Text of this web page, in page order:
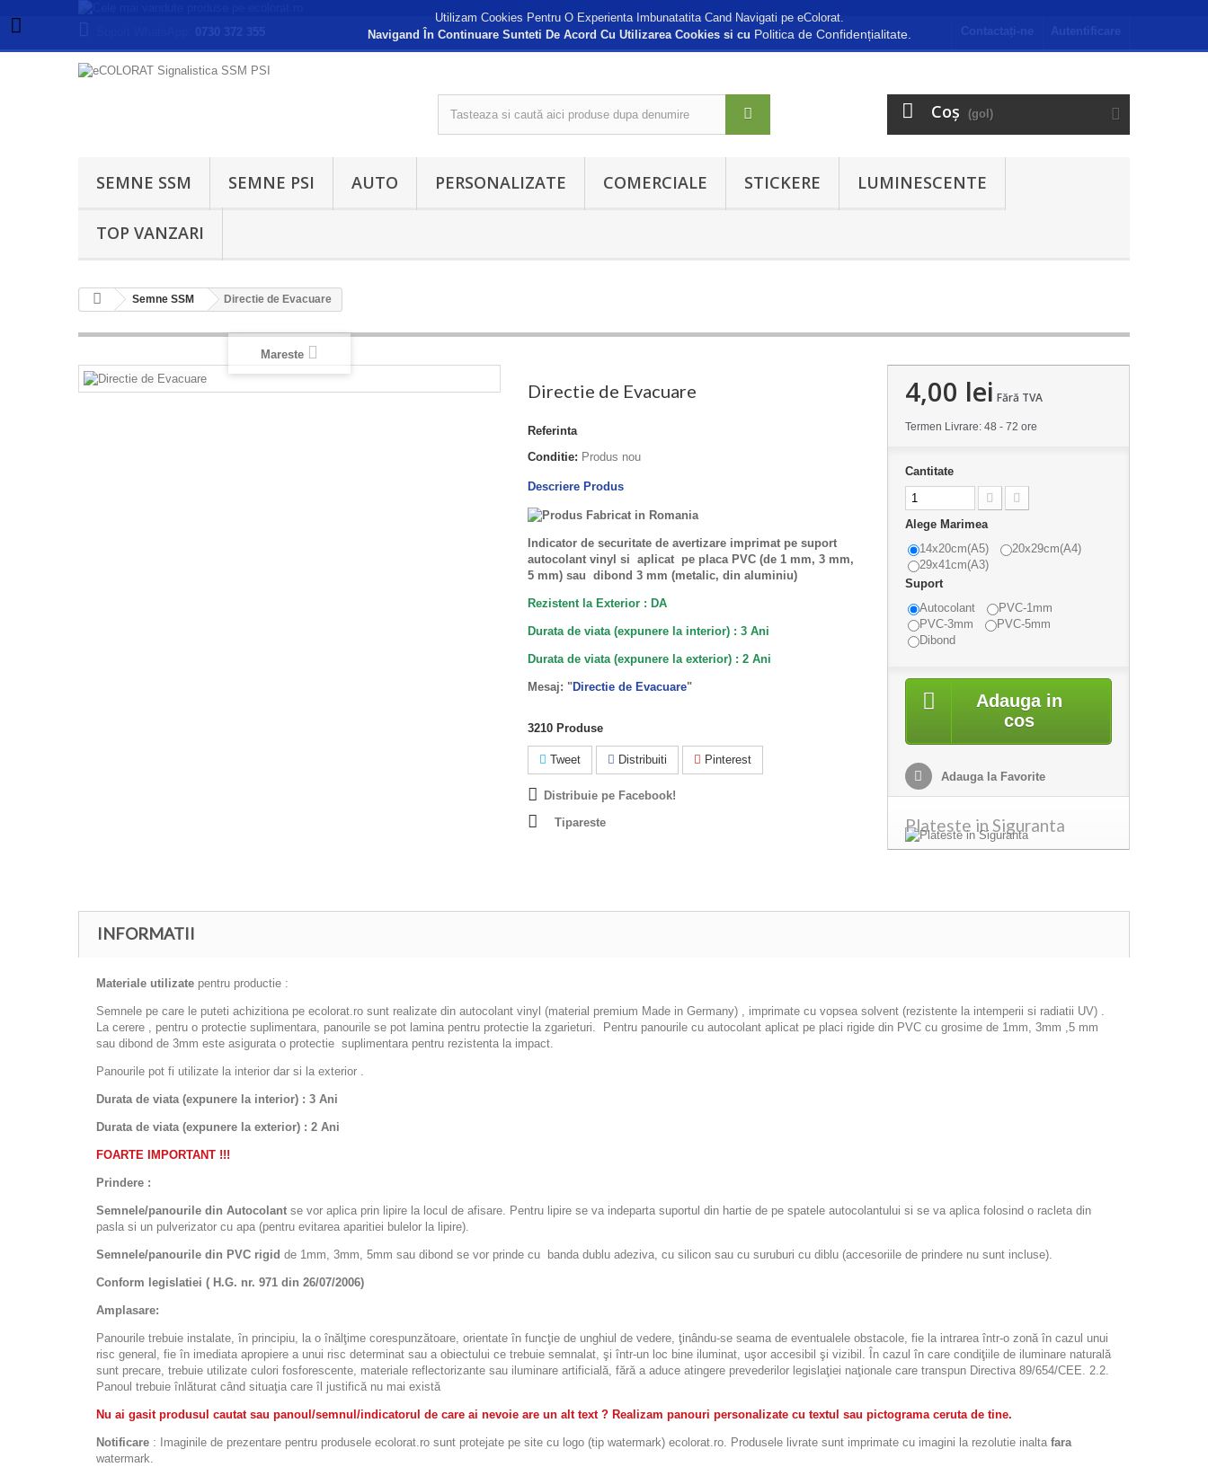
Coş (gol)
SEMNE SSM SEMNE PSI AUTO PERSONALIZATE COMERCIALE STICKERE LUMINESCENTE
TOP VANZARI
Semne SSM Directie de Evacuare
Mareste
Directie de Evacuare
Referinta
Conditie: Produs nou
Descriere Produs
Indicator de securitate de avertizare imprimat pe suport
autocolant vinyl si aplicat pe placa PVC (de 1 mm, 3 mm,
5 mm) sau dibond 3 mm (metalic, din aluminiu)
Rezistent la Exterior : DA
Durata de viata (expunere la interior) : 3 Ani
Durata de viata (expunere la exterior) : 2 Ani
Mesaj: "Directie de Evacuare"
3210 Produse
Tweet Distribuiti Pinterest
Distribuie pe Facebook!
Tipareste
4,00 lei Fără TVA
Termen Livrare: 48 - 72 ore
Cantitate
Alege Marimea
14x20cm(A5)
20x29cm(A4)
29x41cm(A3)
Suport
Autocolant
PVC-1mm
PVC-3mm
PVC-5mm
Dibond
Adauga in
cos
Adauga la Favorite
Plateste in Siguranta
INFORMATII
Materiale utilizate pentru productie :
Semnele pe care le puteti achizitiona pe ecolorat.ro sunt realizate din autocolant vinyl (material premium Made in Germany) , imprimate cu vopsea solvent (rezistente la intemperii si radiatii UV) .
La cerere , pentru o protectie suplimentara, panourile se pot lamina pentru protectie la zgarieturi. Pentru panourile cu autocolant aplicat pe placi rigide din PVC cu grosime de 1mm, 3mm ,5 mm
sau dibond de 3mm este asigurata o protectie suplimentara pentru rezistenta la impact.
Panourile pot fi utilizate la interior dar si la exterior .
Durata de viata (expunere la interior) : 3 Ani
Durata de viata (expunere la exterior) : 2 Ani
FOARTE IMPORTANT !!!
Prindere :
Semnele/panourile din Autocolant se vor aplica prin lipire la locul de afisare. Pentru lipire se va indeparta suportul din hartie de pe spatele autocolantului si se va aplica folosind o racleta din
pasla si un pulverizator cu apa (pentru evitarea aparitiei bulelor la lipire).
Semnele/panourile din PVC rigid de 1mm, 3mm, 5mm sau dibond se vor prinde cu banda dublu adeziva, cu silicon sau cu suruburi cu diblu (accesoriile de prindere nu sunt incluse).
Conform legislatiei ( H.G. nr. 971 din 26/07/2006)
Amplasare:
Panourile trebuie instalate, în principiu, la o înălţime corespunzătoare, orientate în funcţie de unghiul de vedere, ţinându-se seama de eventualele obstacole, fie la intrarea într-o zonă în cazul unui
risc general, fie în imediata apropiere a unui risc determinat sau a obiectului ce trebuie semnalat, şi într-un loc bine iluminat, uşor accesibil şi vizibil. În cazul în care condiţiile de iluminare naturală
sunt precare, trebuie utilizate culori fosforescente, materiale reflectorizante sau iluminare artificială, fără a aduce atingere prevederilor legislaţiei naţionale care transpun Directiva 89/654/CEE. 2.2.
Panoul trebuie înlăturat când situaţia care îl justifică nu mai există
Nu ai gasit produsul cautat sau panoul/semnul/indicatorul de care ai nevoie are un alt text ? Realizam panouri personalizate cu textul sau pictograma ceruta de tine.
Notificare : Imaginile de prezentare pentru produsele ecolorat.ro sunt protejate pe site cu logo (tip watermark) ecolorat.ro. Produsele livrate sunt imprimate cu imagini la rezolutie inalta fara
watermark.
Utilizam Cookies Pentru O Experienta Imbunatatita Cand Navigati pe eColorat.
Navigand În Continuare Sunteti De Acord Cu Utilizarea Cookies si cu Politica de Confidențialitate.